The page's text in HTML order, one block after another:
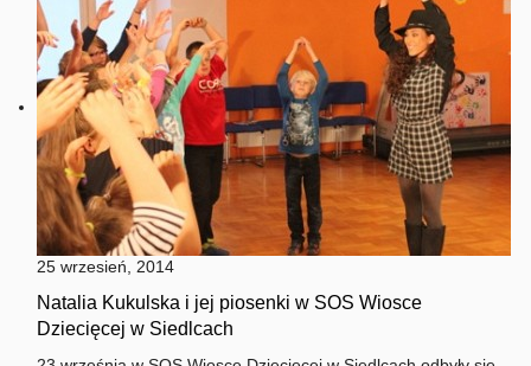
25 wrzesień, 2014
Natalia Kukulska i jej piosenki w SOS Wiosce
Dziecięcej w Siedlcach